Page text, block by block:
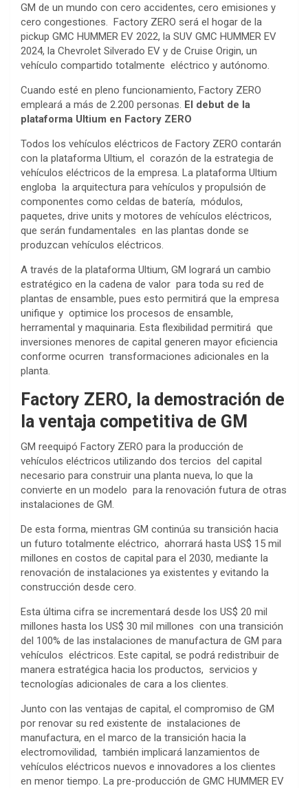
GM de un mundo con cero accidentes, cero emisiones y
cero congestiones. Factory ZERO será el hogar de la
pickup GMC HUMMER EV 2022, la SUV GMC HUMMER EV
2024, la Chevrolet Silverado EV y de Cruise Origin, un
vehículo compartido totalmente eléctrico y autónomo.
Cuando esté en pleno funcionamiento, Factory ZERO
empleará a más de 2.200 personas. El debut de la
plataforma Ultium en Factory ZERO
Todos los vehículos eléctricos de Factory ZERO contarán
con la plataforma Ultium, el corazón de la estrategia de
vehículos eléctricos de la empresa. La plataforma Ultium
engloba la arquitectura para vehículos y propulsión de
componentes como celdas de batería, módulos,
paquetes, drive units y motores de vehículos eléctricos,
que serán fundamentales en las plantas donde se
produzcan vehículos eléctricos.
A través de la plataforma Ultium, GM logrará un cambio
estratégico en la cadena de valor para toda su red de
plantas de ensamble, pues esto permitirá que la empresa
unifique y optimice los procesos de ensamble,
herramental y maquinaria. Esta flexibilidad permitirá que
inversiones menores de capital generen mayor eficiencia
conforme ocurren transformaciones adicionales en la
planta.
Factory ZERO, la demostración de
la ventaja competitiva de GM
GM reequipó Factory ZERO para la producción de
vehículos eléctricos utilizando dos tercios del capital
necesario para construir una planta nueva, lo que la
convierte en un modelo para la renovación futura de otras
instalaciones de GM.
De esta forma, mientras GM continúa su transición hacia
un futuro totalmente eléctrico, ahorrará hasta US$ 15 mil
millones en costos de capital para el 2030, mediante la
renovación de instalaciones ya existentes y evitando la
construcción desde cero.
Esta última cifra se incrementará desde los US$ 20 mil
millones hasta los US$ 30 mil millones con una transición
del 100% de las instalaciones de manufactura de GM para
vehículos eléctricos. Este capital, se podrá redistribuir de
manera estratégica hacia los productos, servicios y
tecnologías adicionales de cara a los clientes.
Junto con las ventajas de capital, el compromiso de GM
por renovar su red existente de instalaciones de
manufactura, en el marco de la transición hacia la
electromovilidad, también implicará lanzamientos de
vehículos eléctricos nuevos e innovadores a los clientes
en menor tiempo. La pre-producción de GMC HUMMER EV